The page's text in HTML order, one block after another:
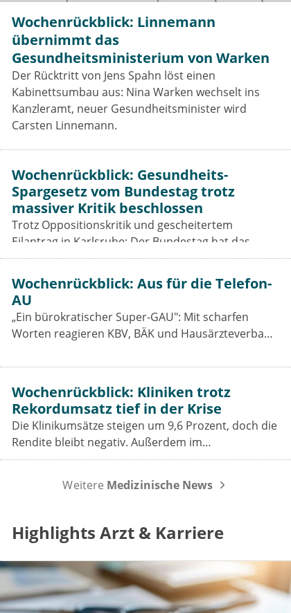
Wochenrückblick: Linnemann
übernimmt das
Gesundheitsministerium von Warken
Der Rücktritt von Jens Spahn löst einen
Kabinettsumbau aus: Nina Warken wechselt ins
Kanzleramt, neuer Gesundheitsminister wird
Carsten Linnemann.
Wochenrückblick: Gesundheits-
Spargesetz vom Bundestag trotz
massiver Kritik beschlossen
Trotz Oppositionskritik und gescheitertem
Eilantrag in Karlsruhe: Der Bundestag hat das
Beitragssatzstabilisierungsgesetz beschlossen. Für
Vertragsärzte bleiben die Einschnitte hart.
Wochenrückblick: Aus für die Telefon-
AU
„Ein bürokratischer Super-GAU": Mit scharfen
Worten reagieren KBV, BÄK und Hausärzteverband
GKV-Spargesetz für Praxen, Pharmaindustrie und
Prävention bedeutet.
Wochenrückblick: Kliniken trotz
Rekordumsatz tief in der Krise
Die Klinikumsätze steigen um 9,6 Prozent, doch die
Rendite bleibt negativ. Außerdem im
Wochenrückblick: das Spargesetz im
und die GOÄ-Reform.
Weitere Medizinische News
Highlights Arzt & Karriere